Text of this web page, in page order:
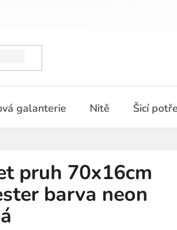
galanterie Nitě Šicí
pruh 70x16cm
barva neon